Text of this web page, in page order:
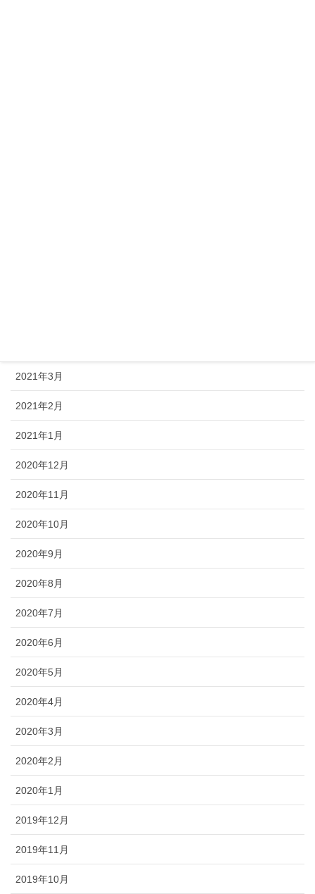
2021年3月
2021年2月
2021年1月
2020年12月
2020年11月
2020年10月
2020年9月
2020年8月
2020年7月
2020年6月
2020年5月
2020年4月
2020年3月
2020年2月
2020年1月
2019年12月
2019年11月
2019年10月